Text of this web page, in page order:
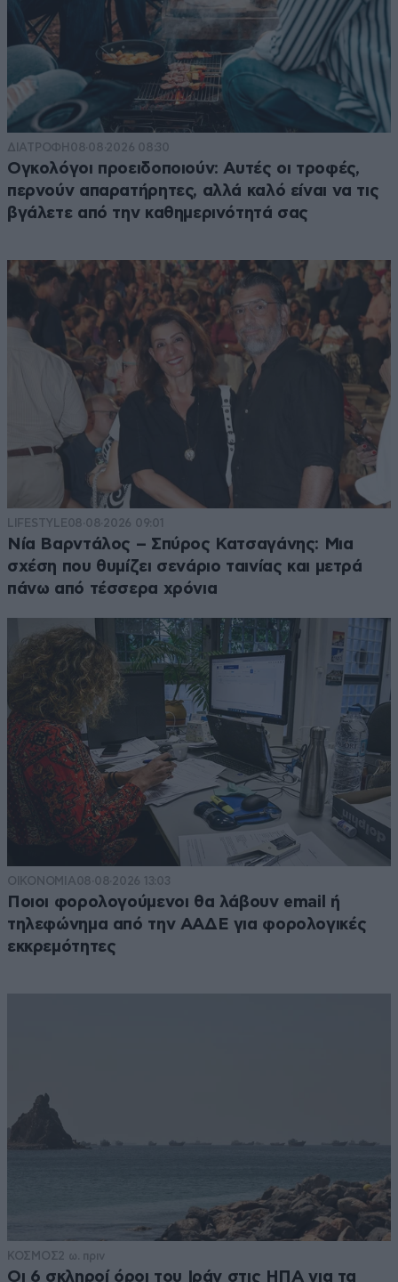
ΔΙΑΤΡΟΦΗ 08·08·2026 08:30
Ογκολόγοι προειδοποιούν: Αυτές οι τροφές,
περνούν απαρατήρητες, αλλά καλό είναι να τις
βγάλετε από την καθημερινότητά σας
LIFESTYLE08·08·2026 09:01
Νία Βαρντάλος – Σπύρος Κατσαγάνης: Μια
σχέση που θυμίζει σενάριο ταινίας και μετρά
πάνω από τέσσερα χρόνια
ΟΙΚΟΝΟΜΙΑ08·08·2026 13:03
Ποιοι φορολογούμενοι θα λάβουν email ή
τηλεφώνημα από την ΑΑΔΕ για φορολογικές
εκκρεμότητες
ΚΟΣΜΟΣ2 ω. πριν
Οι 6 σκληροί όροι του Ιράν στις ΗΠΑ για τα